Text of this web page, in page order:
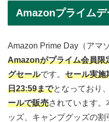
Amazonプライムデ
Amazon Prime Day（アマ
Amazonがプライム会員限
グセールです。 セール実施
日23:59までとなっており、
ールで販売されています
ッズ、キャンプグッズの割